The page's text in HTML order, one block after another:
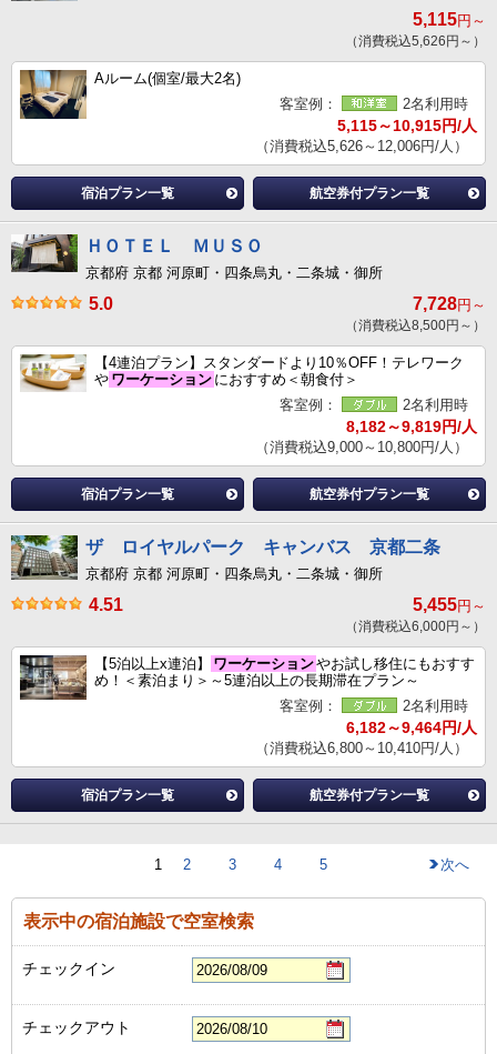
5,115円～
（消費税込5,626円～）
Aルーム(個室/最大2名)
客室例：
2名利用時
5,115～10,915円/人
（消費税込5,626～12,006円/人）
宿泊プラン一覧 航空券付プラン一覧
ＨＯＴＥＬ ＭＵＳＯ
京都府 京都 河原町・四条烏丸・二条城・御所
5.0 7,728円～
（消費税込8,500円～）
【4連泊プラン】スタンダードより10％OFF！テレワーク
や ワーケーション におすすめ＜朝食付＞
客室例：
2名利用時
8,182～9,819円/人
（消費税込9,000～10,800円/人）
宿泊プラン一覧 航空券付プラン一覧
ザ ロイヤルパーク キャンバス 京都二条
京都府 京都 河原町・四条烏丸・二条城・御所
4.51 5,455円～
（消費税込6,000円～）
【5泊以上x連泊】 ワーケーションやお試し移住にもおすす
め！＜素泊まり＞～5連泊以上の長期滞在プラン～
客室例：
2名利用時
6,182～9,464円/人
（消費税込6,800～10,410円/人）
宿泊プラン一覧 航空券付プラン一覧
1 2 3 4 5 次へ
表示中の宿泊施設で空室検索
チェックイン
チェックアウト